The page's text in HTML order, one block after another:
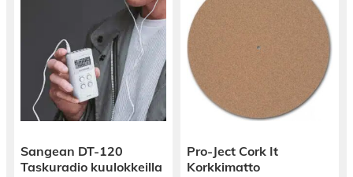
Sangean DT-120
Taskuradio kuulokkeilla
Pro-Ject Cork It
Korkkimatto